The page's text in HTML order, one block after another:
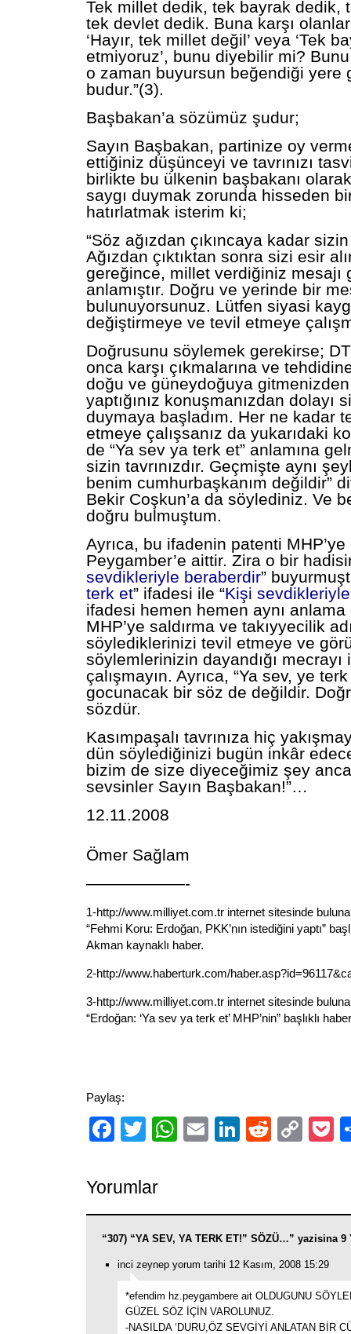
Tek millet dedik, tek bayrak dedik,
tek devlet dedik. Buna karşı
‘Hayır, tek millet değil’ veya ‘Tek
etmiyoruz’, bunu diyebilir mi?
o zaman buyursun beğendiği yere
budur.”(3).
Başbakan’a sözümüz şudur;
Sayın Başbakan, partinize oy
ettiğiniz düşünceyi ve tavrınızı
birlikte bu ülkenin başbakanı
saygı duymak zorunda hisseden
hatırlatmak isterim ki;
“Söz ağızdan çıkıncaya kadar
Ağızdan çıktıktan sonra sizi esir
gereğince, millet verdiğiniz mesajı
anlamıştır. Doğru ve yerinde bir
bulunuyorsunuz. Lütfen siyasi
değiştirmeye ve tevil etmeye
Doğrusunu söylemek gerekirse;
onca karşı çıkmalarına ve
doğu ve güneydoğuya
yaptığınız konuşmanızdan dolayı
duymaya başladım. Her ne kadar
etmeye çalışsanız da yukarıdaki
de “Ya sev ya terk et” anlamına
sizin tavrınızdır. Geçmişte aynı
benim cumhurbaşkanım değildir”
Bekir Coşkun’a da söylediniz. Ve
doğru bulmuştum.
Ayrıca, bu ifadenin patenti
Peygamber’e aittir. Zira o bir
sevdikleriyle beraberdir”
terk et” ifadesi ile “Kişi
ifadesi hemen hemen aynı
MHP’ye saldırma ve takıyyecilik
söylediklerinizi tevil etmeye ve
söylemlerinizin dayandığı
çalışmayın. Ayrıca, “Ya sev, ye
gocunacak bir söz de değildir.
sözdür.
Kasımpaşalı tavrınıza hiç
dün söylediğinizi bugün inkâr
bizim de size diyeceğimiz şey
sevsinler Sayın Başbakan!”…
12.11.2008
Ömer Sağlam
——————-
1-http://www.milliyet.com.tr internet sitesinde
“Fehmi Koru: Erdoğan, PKK’nın istediğini yaptı”
Akman kaynaklı haber.
2-http://www.haberturk.com/
3-http://www.milliyet.com.tr internet sitesinde
“Erdoğan: ‘Ya sev ya terk et’ MHP’nin” başlıklı
Paylaş:
Facebook
TwitterWhatsApp
EmailLinkedIn
Reddit
Yorumlar
“307) “YA SEV, YA TERK ET!” SÖZÜ…” yazisina
inci zeynep yorum tarihi 12 Kasım, 2008 15:29
*efendim hz.peygambere ait OLDUGUNU
GÜZEL SÖZ İÇİN VAROLUNUZ.
-NASILDA ‘DURU,ÖZ SEVGİYİ ANLATAN BİR